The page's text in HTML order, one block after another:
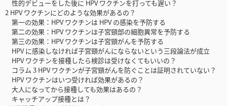
性的デビューをした後に HPV ワクチンを打っても遅い？
2 HPV ワクチンにどのような効果があるの？
第一の効果：HPV ワクチンは HPV の感染を予防する
第二の効果：HPV ワクチンは子宮頸部の細胞異常を予防する
第三の効果：HPV ワクチンは子宮頸がんを予防する
HPV に感染しなければ子宮頸がんにならないという三段論法が成立
HPV ワクチンを接種したら検診は受けなくてもいいの？
コラム 3 HPV ワクチンが子宮頸がんを防ぐことは証明されていない？
HPV ワクチンはいつ受ければ効果があるの？
大人になってから接種しても効果はあるの？
キャッチアップ接種とは？